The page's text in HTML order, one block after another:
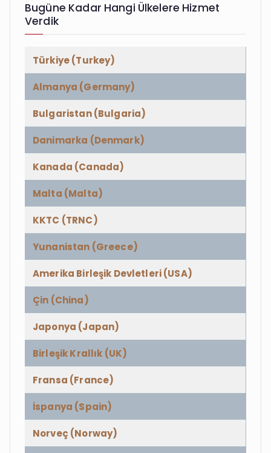
Bugüne Kadar Hangi Ülkelere Hizmet
Verdik
Türkiye (Turkey)
Almanya (Germany)
Bulgaristan (Bulgaria)
Danimarka (Denmark)
Kanada (Canada)
Malta (Malta)
KKTC (TRNC)
Yunanistan (Greece)
Amerika Birleşik Devletleri (USA)
Çin (China)
Japonya (Japan)
Birleşik Krallık (UK)
Fransa (France)
İspanya (Spain)
Norveç (Norway)